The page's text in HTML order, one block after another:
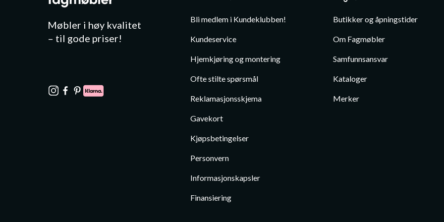
Møbler i høy kvalitet
– til gode priser!
Bli medlem i Kundeklubben!
Kundeservice
Hjemkjøring og montering
Ofte stilte spørsmål
Reklamasjonsskjema
Gavekort
Kjøpsbetingelser
Personvern
Informasjonskapsler
Finansiering
Butikker og åpningstider
Om Fagmøbler
Samfunnsansvar
Kataloger
Merker